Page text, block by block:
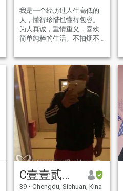
我是一个经历过人生高低的
人，懂得珍惜也懂得包容。
为人真诚，重情重义，喜欢
简单纯粹的生活。不抽烟不
标。希望在人生下半程，能
和一位懂得相互陪伴、彼此
扶持的女士共度时光。
C壹壹贰捌柒壹叁
39 • Chengdu, Sichuan, Kina